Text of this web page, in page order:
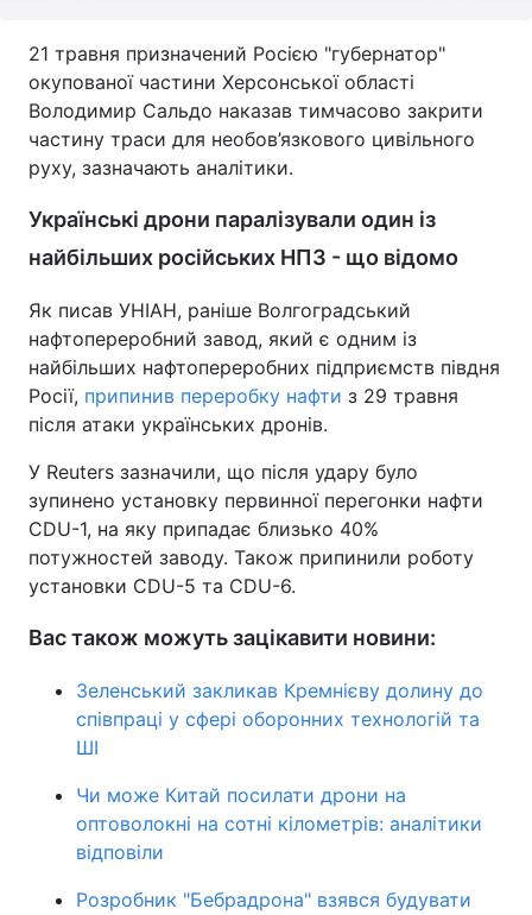
21 травня призначений Росією "губернатор"
окупованої частини Херсонської області
Володимир Сальдо наказав тимчасово закрити
частину траси для необов’язкового цивільного
руху, зазначають аналітики.
Українські дрони паралізували один із
найбільших російських НПЗ - що відомо
Як писав УНІАН, раніше Волгоградський
нафтопереробний завод, який є одним із
найбільших нафтопереробних підприємств півдня
Росії, припинив переробку нафти з 29 травня
після атаки українських дронів.
У Reuters зазначили, що після удару було
зупинено установку первинної перегонки нафти
CDU-1, на яку припадає близько 40%
потужностей заводу. Також припинили роботу
установки CDU-5 та CDU-6.
Вас також можуть зацікавити новини:
Зеленський закликав Кремнієву долину до
співпраці у сфері оборонних технологій та
ШІ
Чи може Китай посилати дрони на
оптоволокні на сотні кілометрів: аналітики
відповіли
Розробник "Бебрадрона" взявся будувати